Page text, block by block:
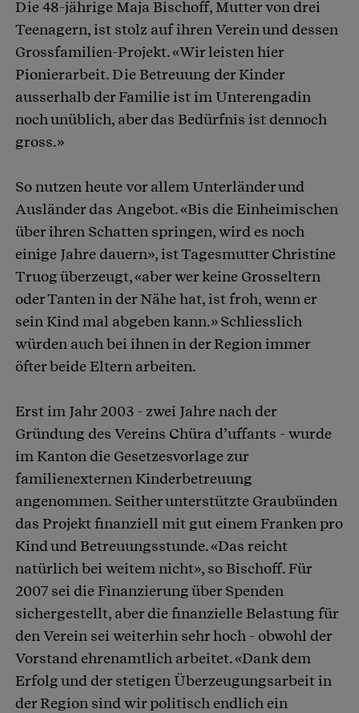
Die 48-jährige Maja Bischoff, Mutter von drei
Teenagern, ist stolz auf ihren Verein und dessen
Grossfamilien-Projekt. «Wir leisten hier
Pionierarbeit. Die Betreuung der Kinder
ausserhalb der Familie ist im Unterengadin
noch unüblich, aber das Bedürfnis ist dennoch
gross.»
So nutzen heute vor allem Unterländer und
Ausländer das Angebot. «Bis die Einheimischen
über ihren Schatten springen, wird es noch
einige Jahre dauern», ist Tagesmutter Christine
Truog überzeugt, «aber wer keine Grosseltern
oder Tanten in der Nähe hat, ist froh, wenn er
sein Kind mal abgeben kann.» Schliesslich
würden auch bei ihnen in der Region immer
öfter beide Eltern arbeiten.
Erst im Jahr 2003 - zwei Jahre nach der
Gründung des Vereins Chüra d’uffants - wurde
im Kanton die Gesetzesvorlage zur
familienexternen Kinderbetreuung
angenommen. Seither unterstützte Graubünden
das Projekt finanziell mit gut einem Franken pro
Kind und Betreuungsstunde. «Das reicht
natürlich bei weitem nicht», so Bischoff. Für
2007 sei die Finanzierung über Spenden
sichergestellt, aber die finanzielle Belastung für
den Verein sei weiterhin sehr hoch - obwohl der
Vorstand ehrenamtlich arbeitet. «Dank dem
Erfolg und der stetigen Überzeugungsarbeit in
der Region sind wir politisch endlich ein